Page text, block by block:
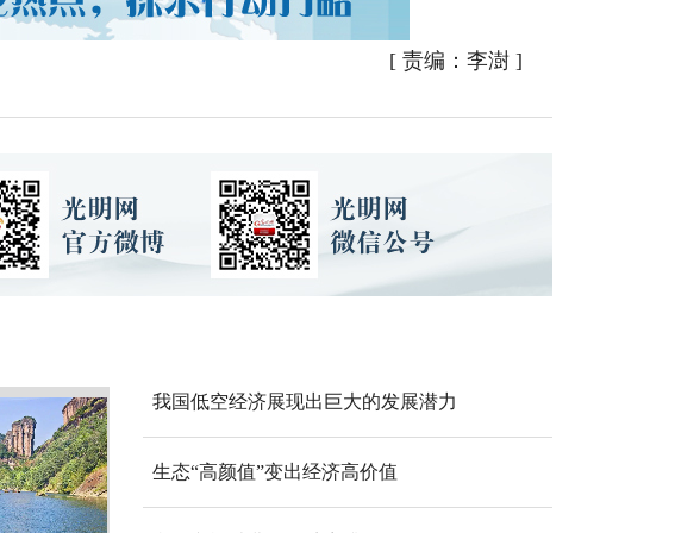
[ 责编：李澍]
我国低空经济展现出巨大的发展潜力
生态“高颜值”变出经济高价值